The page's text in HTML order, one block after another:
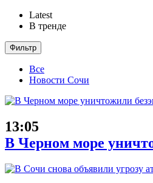
Latest
В тренде
Фильтр
Все
Новости Сочи
13:05
В Черном море